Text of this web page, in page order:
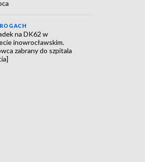
na DK62 w
inowrocławskim.
zabrany do szpitala